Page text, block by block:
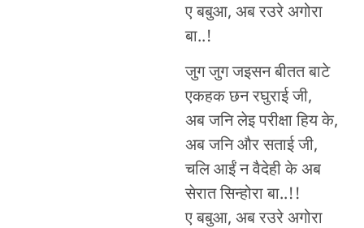
ए बबुआ, अब रउरे अगोरा
बा..!
जुग जुग जइसन बीतत बाटे
एकहक छन रघुराई जी,
अब जनि लेइ परीक्षा हिय के,
अब जनि और सताई जी,
चलि आईं न वैदेही के अब
सेरात सिन्होरा बा..!!
ए बबुआ, अब रउरे अगोरा